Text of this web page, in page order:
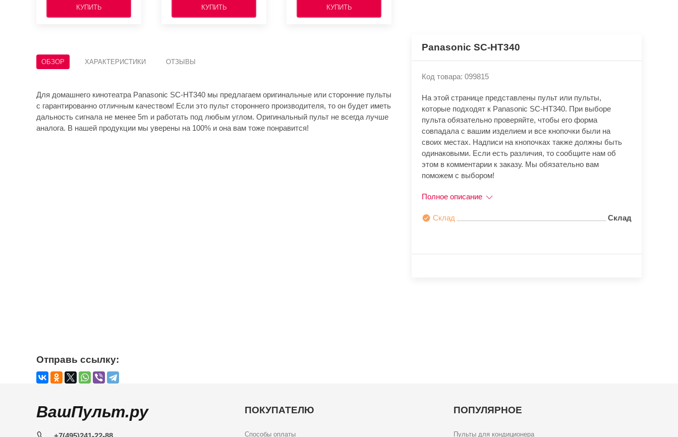
КУПИТЬ КУПИТЬ КУПИТЬ
ОБЗОР ХАРАКТЕРИСТИКИ ОТЗЫВЫ
Для домашнего кинотеатра Panasonic SC-HT340 мы предлагаем оригинальные или сторонние пульты
с гарантированно отличным качеством! Если это пульт стороннего производителя, то он будет иметь
дальность сигнала не менее 5m и работать под любым углом. Оригинальный пульт не всегда лучше
аналога. В нашей продукции мы уверены на 100% и она вам тоже понравится!
Panasonic SC-HT340
Код товара: 099815
На этой странице представлены пульт или пульты,
которые подходят к Panasonic SC-HT340. При выборе
пульта обязательно проверяйте, чтобы его форма
совпадала с вашим изделием и все кнопочки были на
своих местах. Надписи на кнопочках также должны быть
одинаковыми. Если есть различия, то сообщите нам об
этом в комментарии к заказу. Мы обязательно вам
поможем с выбором!
Полное описание
Склад Склад
Отправь ссылку:
ВашПульт.ру ПОКУПАТЕЛЮ
Способы оплаты
ПОПУЛЯРНОЕ
Пульты для кондиционера